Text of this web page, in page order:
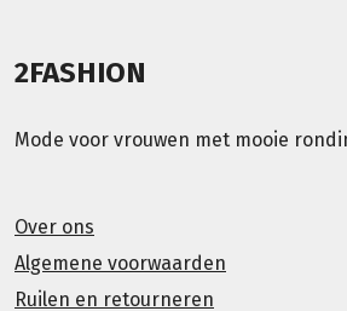
2FASHION
Mode voor vrouwen met mooie
Over ons
Algemene voorwaarden
Ruilen en retourneren